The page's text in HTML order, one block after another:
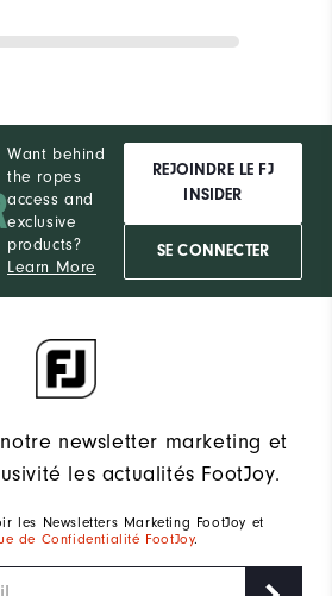
Want behind
the ropes
access and
exclusive
products?
Learn More
REJOINDRE LE FJ
INSIDER
SE CONNECTER
newsletter marketing et
les actualités FootJoy.
les Newsletters Marketing FootJoy et
de Confidentialité FootJoy.